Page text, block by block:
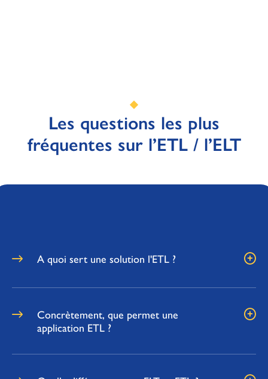
Les questions les plus
fréquentes sur l’ETL / l’ELT
A quoi sert une solution l'ETL ?
Concrètement, que permet une
application ETL ?